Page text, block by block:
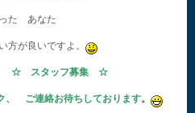
た あなた
方が良いですよ。
☆ スタッフ募集 ☆
、 ご連絡お待ちしております。